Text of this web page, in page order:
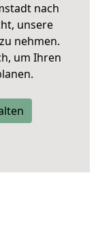
nach
unsere
nehmen.
um Ihren